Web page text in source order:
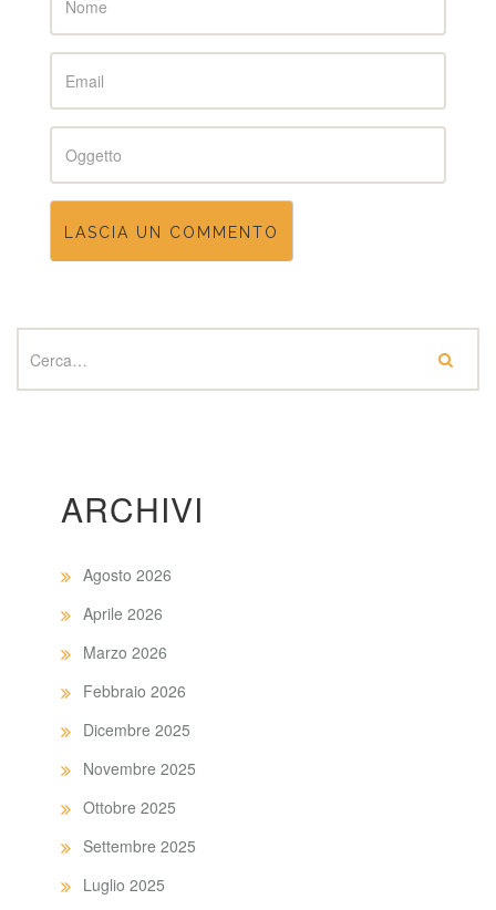
Email
Subject
ARCHIVI
Agosto 2026
Aprile 2026
Marzo 2026
Febbraio 2026
Dicembre 2025
Novembre 2025
Ottobre 2025
Settembre 2025
Luglio 2025